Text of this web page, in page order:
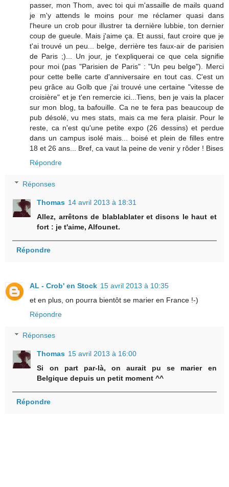
passer, mon Thom, avec toi qui m'assaille de mails quand
je m'y attends le moins pour me réclamer quasi dans
l'heure un crob pour illustrer ta dernière lubbie, ton dernier
coup de gueule. Mais j'aime ça. Et aussi, faut croire que je
t'ai trouvé un peu... belge, derrière tes faux-air de parisien
de Paris ;)... Un jour, je t'expliquerai ce que cela signifie
pour moi (pas "Parisien de Paris" : "Un peu belge"). Merci
pour cette belle carte d'anniversaire en tout cas. C'est un
peu grâce au Golb que j'ai trouvé une certaine "vitesse de
croisière" et je t'en remercie ici...Tiens, ben je vais la placer
sur mon blog, ta bafouille. Ca ne te fera pas beaucoup de
pub désolé, vu mes stats, mais ca me fera plaisir. Pour le
reste, ca n'est qu'une petite expo (26 dessins) et perdue
dans un campus isolé mais... boisé et plein de filles entre
18 et 26 ans... Bref, ca vaut la peine de venir y rôder ! Bises
Répondre
Réponses
Thomas 14 avril 2013 à 18:31
Allez, arrêtons de blablablater et disons le haut et
fort : je t'aime, Alfounet.
Répondre
AL - Crob' en Stock 15 avril 2013 à 10:35
et en plus, on pourra bientôt se marier en France !-)
Répondre
Réponses
Thomas 15 avril 2013 à 16:00
Si on part par-là, on aurait pu se marier en
Belgique depuis un petit moment ^^
Répondre